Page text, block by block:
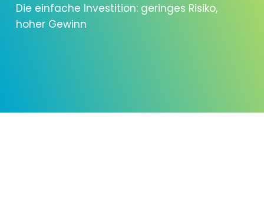
Die einfache Investition: geringes Risiko,
hoher Gewinn